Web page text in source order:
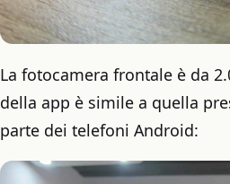
La fotocamera frontale è da
della app è simile a quella
parte dei telefoni Android: